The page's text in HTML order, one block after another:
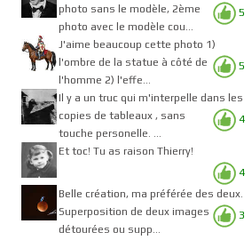
5
photo sans le modèle, 2ème
photo avec le modèle cou...
5
J'aime beaucoup cette photo 1)
l'ombre de la statue à côté de
l'homme 2) l'effe...
4
Il y a un truc qui m'interpelle dans les
copies de tableaux , sans
touche personelle. ...
4
Et toc! Tu as raison Thierry!
3
Belle création, ma préférée des deux.
Superposition de deux images
détourées ou supp...